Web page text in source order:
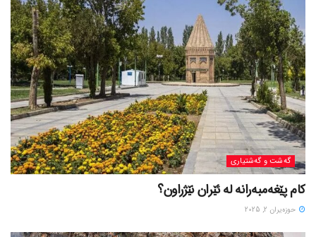
گه‌شت و گه‌شتیاری
کام پێغەمبەرانە لە ئێران نێژراون؟
حوزه‌یران 2, 2025